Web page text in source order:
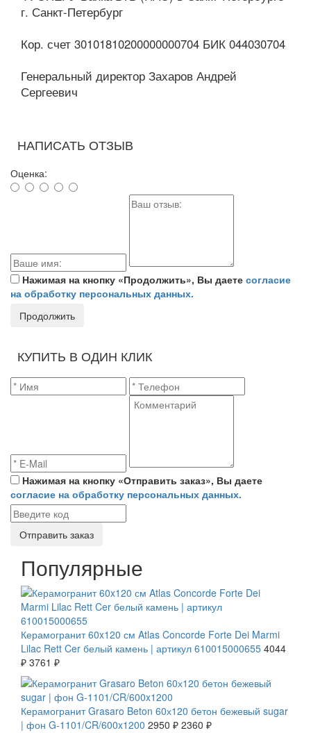
г. Санкт-Петербург
Кор. счет 30101810200000000704 БИК 044030704
Генеральный директор Захаров Андрей
Сергеевич
НАПИСАТЬ ОТЗЫВ
Оценка:
Нажимая на кнопку «Продолжить», Вы даете согласие
на обработку персональных данных.
Продолжить
КУПИТЬ В ОДИН КЛИК
Нажимая на кнопку «Отправить заказ», Вы даете
согласие на обработку персональных данных.
Отправить заказ
Популярные
СКИДКА 7 %
Керамогранит 60x120 см Atlas Concorde Forte Dei Marmi
Lilac Rett Cer белый камень | артикул 610015000655 4044
₽ 3761 ₽
Керамогранит Grasaro Beton 60х120 бетон бежевый sugar
| фон G-1101/CR/600x1200 2950 ₽ 2360 ₽